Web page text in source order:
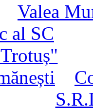
Valea